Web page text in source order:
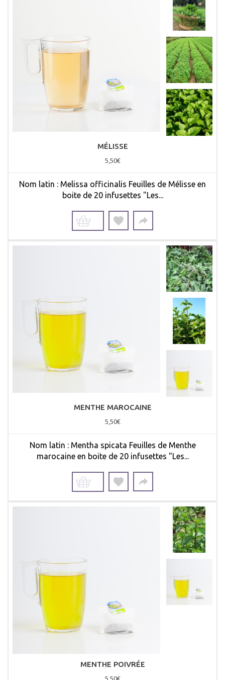
MÉLISSE
5,50€
Nom latin : Melissa officinalis Feuilles de Mélisse en
boite de 20 infusettes "Les...
MENTHE MAROCAINE
5,50€
Nom latin : Mentha spicata Feuilles de Menthe
marocaine en boite de 20 infusettes "Les...
MENTHE POIVRÉE